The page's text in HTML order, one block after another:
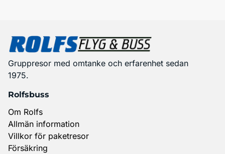
Gruppresor med omtanke och erfarenhet sedan
1975.
Rolfsbuss
Om Rolfs
Allmän information
Villkor för paketresor
Försäkring